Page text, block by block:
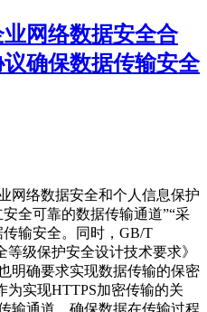
网络数据安全合
确保数据传输安全
网络数据安全和个人信息保护
全可靠的数据传输通道”“采
输安全。同时，GB/T
等级保护安全设计技术要求》
明确要求实现数据传输的保密
为实现HTTPS加密传输的关
输通道，确保数据在传输过程